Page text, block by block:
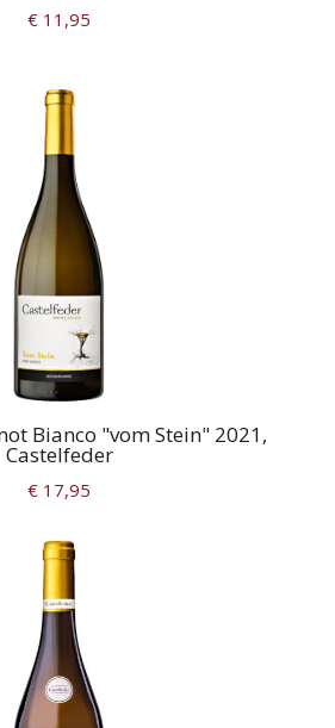
€ 11,95
Bianco "vom Stein" 2021,
Castelfeder
€ 17,95